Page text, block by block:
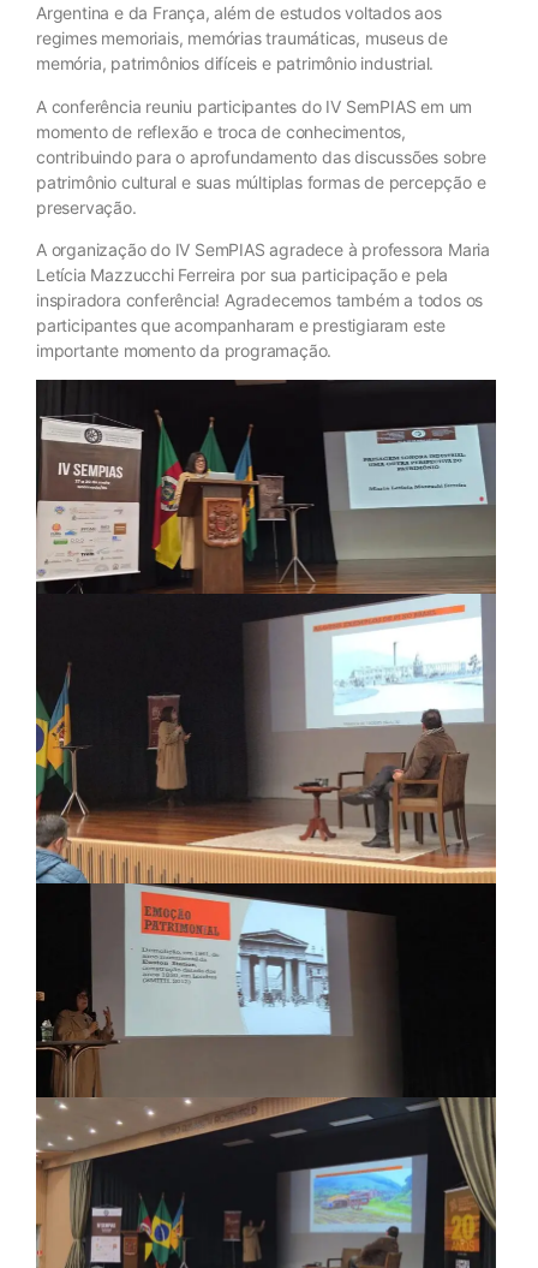
Argentina e da França, além de estudos voltados aos
regimes memoriais, memórias traumáticas, museus de
memória, patrimônios difíceis e patrimônio industrial.
A conferência reuniu participantes do IV SemPIAS em um
momento de reflexão e troca de conhecimentos,
contribuindo para o aprofundamento das discussões sobre
patrimônio cultural e suas múltiplas formas de percepção e
preservação.
A organização do IV SemPIAS agradece à professora Maria
Letícia Mazzucchi Ferreira por sua participação e pela
inspiradora conferência! Agradecemos também a todos os
participantes que acompanharam e prestigiaram este
importante momento da programação.